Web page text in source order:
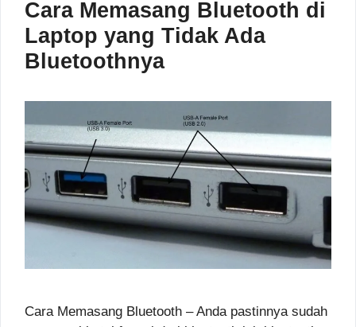
Cara Memasang Bluetooth di
Laptop yang Tidak Ada
Bluetoothnya
Cara Memasang Bluetooth – Anda pastinnya sudah